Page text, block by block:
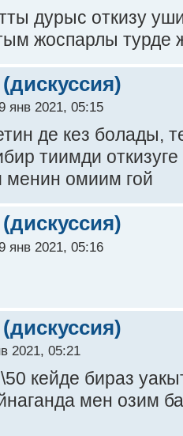
дурыс откизу
жоспарлы турде
(дискуссия)
янв 2021, 05:15
де кез болады,
тиимди
омиим гой
(дискуссия)
янв 2021, 05:16
(дискуссия)
2021, 05:21
кейде бираз
мен озим